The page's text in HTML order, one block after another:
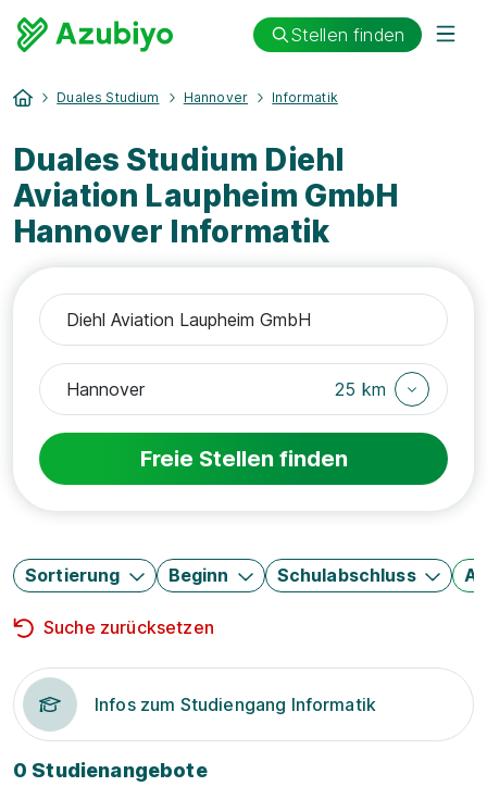
Stellen finden
Duales Studium Hannover Informatik
Duales Studium Diehl
Aviation Laupheim GmbH
Hannover Informatik
25 km
Freie Stellen finden
Sortierung Beginn Schulabschluss
Suche zurücksetzen
Infos zum Studiengang Informatik
0 Studienangebote